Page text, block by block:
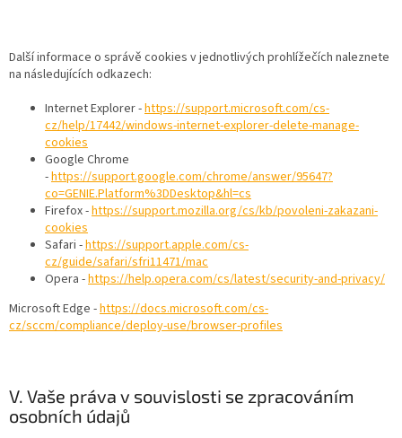
Další informace o správě cookies v jednotlivých prohlížečích naleznete
na následujících odkazech:
Internet Explorer -https://support.microsoft.com/cs-
cz/help/17442/windows-internet-explorer-delete-manage-
cookies
Google Chrome
-https://support.google.com/chrome/answer/95647?
co=GENIE.Platform%3DDesktop&hl=cs
Firefox -https://support.mozilla.org/cs/kb/povoleni-zakazani-
cookies
Safari -https://support.apple.com/cs-
cz/guide/safari/sfri11471/mac
Opera -https://help.opera.com/cs/latest/security-and-privacy/
Microsoft Edge -https://docs.microsoft.com/cs-
cz/sccm/compliance/deploy-use/browser-profiles
V. Vaše práva v souvislosti se zpracováním
osobních údajů